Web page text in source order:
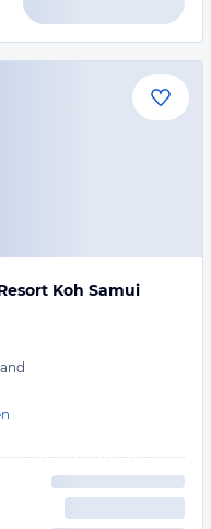
Koh Samui